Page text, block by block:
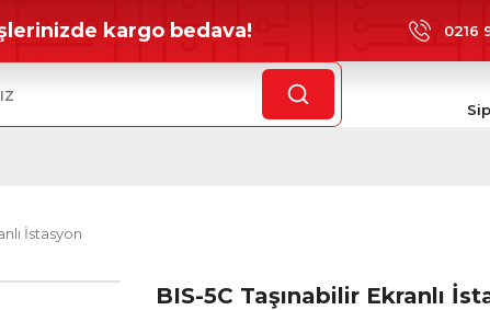
kargo bedava! 0216
İstasyon
BIS-5C Taşınabilir Ekranlı